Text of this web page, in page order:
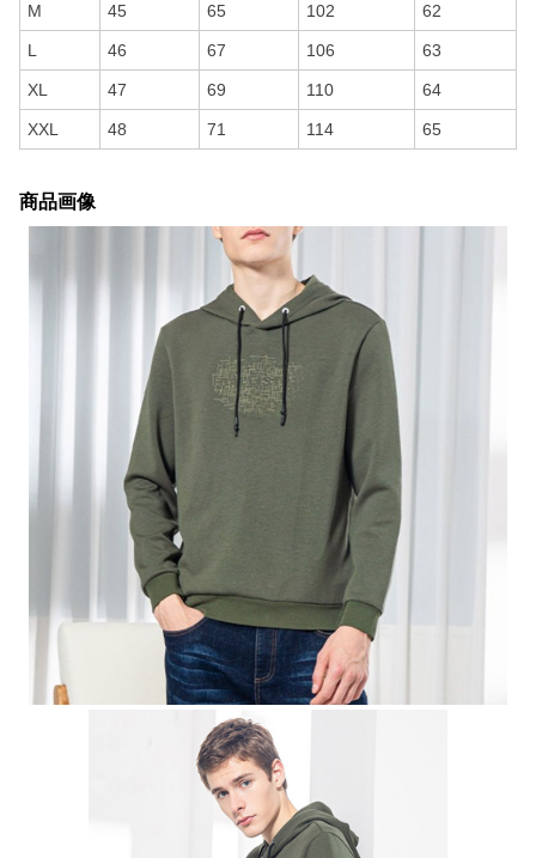
M 45 65 102 62
L 46 67 106 63
XL 47 69 110 64
XXL 48 71 114 65
商品画像